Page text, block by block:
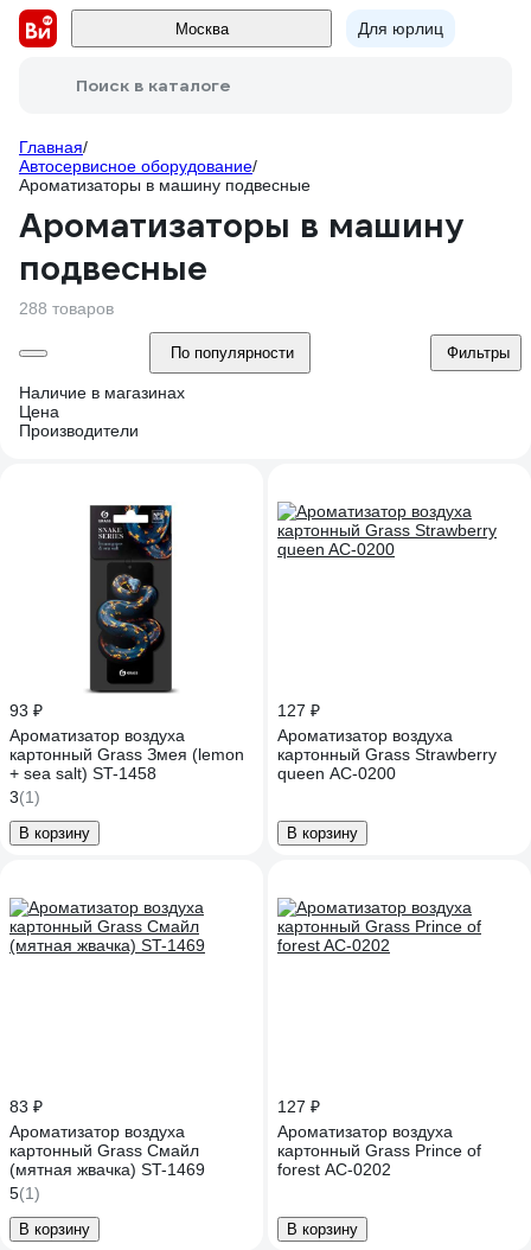
Москва Для юрлиц
Поиск в каталоге
Главная/
Автосервисное оборудование/
Ароматизаторы в машину подвесные
Ароматизаторы в машину
подвесные
288 товаров
По популярности Фильтры
Наличие в магазинах
Цена
Производители
93 ₽
Ароматизатор воздуха
картонный Grass Змея (lemon
+ sea salt) ST-1458
3(1)
В корзину
127 ₽
Ароматизатор воздуха
картонный Grass Strawberry
queen AC-0200
В корзину
83 ₽
Ароматизатор воздуха
картонный Grass Смайл
(мятная жвачка) ST-1469
5(1)
В корзину
127 ₽
Ароматизатор воздуха
картонный Grass Prince of
forest AC-0202
В корзину